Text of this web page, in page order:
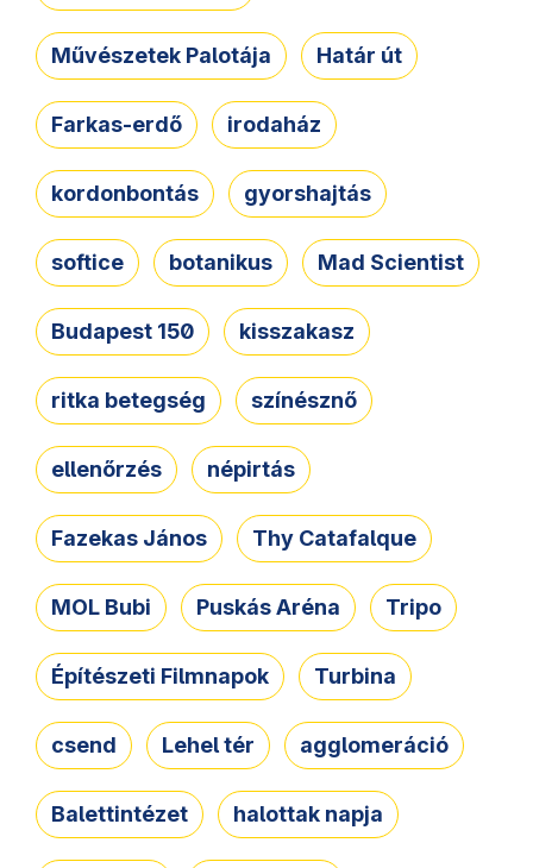
Művészetek Palotája Határ út
Farkas-erdő irodaház
kordonbontás gyorshajtás
softice botanikus Mad Scientist
Budapest 150 kisszakasz
ritka betegség színésznő
ellenőrzés népirtás
Fazekas János Thy Catafalque
MOL Bubi Puskás Aréna Tripo
Építészeti Filmnapok Turbina
csend Lehel tér agglomeráció
Balettintézet halottak napja